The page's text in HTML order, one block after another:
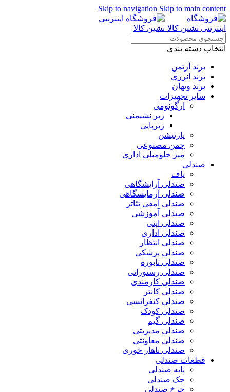
Skip to navigation Skip to main content
انتخاب دسته بندی
برند آرتمن
برند انرژی
برند ویهان
سایر تجهیزات
ارگونومی
زیر نشیمنی
زیرپایی
پارتیشن
چمن مصنوعی
میز جلومبلی اداری
صندلی
پاف
صندلی آرایشگاهی
صندلی آزمایشگاهی
صندلی آمفی تئاتر
صندلی آموزشی
صندلی اپنی
صندلی اداری
صندلی انتظار
صندلی پزشکی
صندلی تابوره
صندلی رستورانی
صندلی کارمندی
صندلی کانتر
صندلی کنفرانسی
صندلی کودک
صندلی گیم
صندلی مدیریتی
صندلی معاونتی
صندلی ناهار خوری
قطعات صندلی
پایه صندلی
جک صندلی
چرخ صندلی